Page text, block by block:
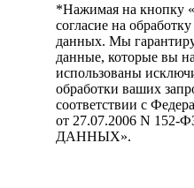
*Нажимая на кнопку «
согласие на
данных. Мы
данные, которые вы
использованы
обработки ваших
соответствии с
от 27.07.2006 N
ДАННЫХ».